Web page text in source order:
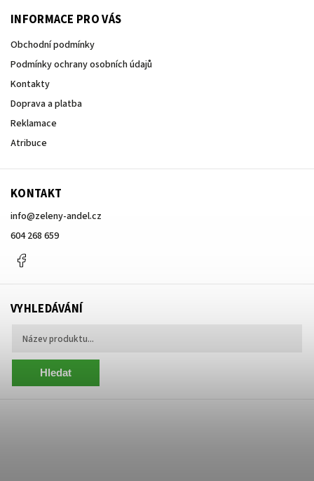
INFORMACE PRO VÁS
Obchodní podmínky
Podmínky ochrany osobních údajů
Kontakty
Doprava a platba
Reklamace
Atribuce
KONTAKT
info@zeleny-andel.cz
604 268 659
VYHLEDÁVÁNÍ
Hledat